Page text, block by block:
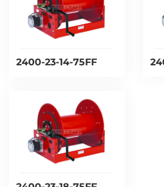
2400-23-14-75FF